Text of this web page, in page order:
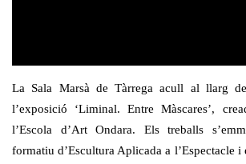
La Sala Marsà de Tàrrega acull al llarg
l’exposició ‘Liminal. Entre Màscares’,
l’Escola d’Art Ondara. Els treballs
formatiu d’Escultura Aplicada a l’Espectacle i